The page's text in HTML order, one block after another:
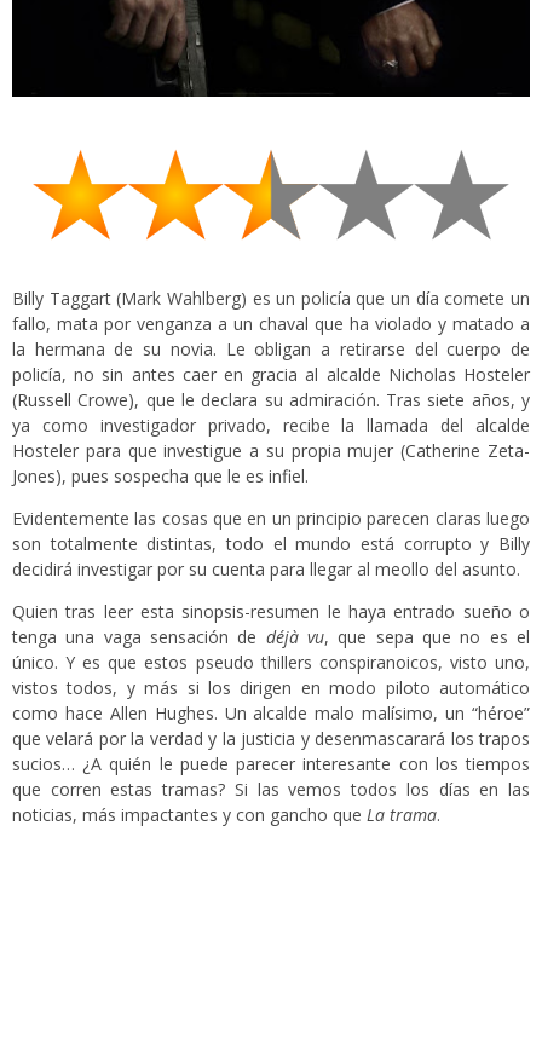
Billy Taggart (Mark Wahlberg) es un policía que un día comete un
fallo, mata por venganza a un chaval que ha violado y matado a
la hermana de su novia. Le obligan a retirarse del cuerpo de
policía, no sin antes caer en gracia al alcalde Nicholas Hosteler
(Russell Crowe), que le declara su admiración. Tras siete años, y
ya como investigador privado, recibe la llamada del alcalde
Hosteler para que investigue a su propia mujer (Catherine Zeta-
Jones), pues sospecha que le es infiel.
Evidentemente las cosas que en un principio parecen claras luego
son totalmente distintas, todo el mundo está corrupto y Billy
decidirá investigar por su cuenta para llegar al meollo del asunto.
Quien tras leer esta sinopsis-resumen le haya entrado sueño o
tenga una vaga sensación de déjà vu, que sepa que no es el
único. Y es que estos pseudo thillers conspiranoicos, visto uno,
vistos todos, y más si los dirigen en modo piloto automático
como hace Allen Hughes. Un alcalde malo malísimo, un “héroe”
que velará por la verdad y la justicia y desenmascarará los trapos
sucios… ¿A quién le puede parecer interesante con los tiempos
que corren estas tramas? Si las vemos todos los días en las
noticias, más impactantes y con gancho que La trama.